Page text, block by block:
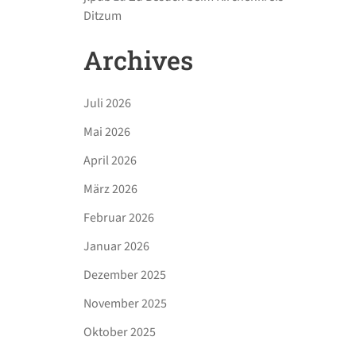
Ditzum
Archives
Juli 2026
Mai 2026
April 2026
März 2026
Februar 2026
Januar 2026
Dezember 2025
November 2025
Oktober 2025